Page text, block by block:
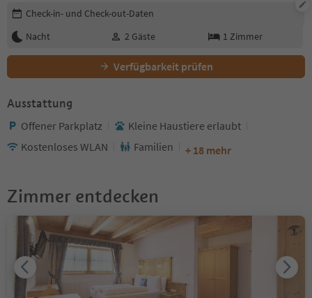
Buchungsdetails bearbeiten
Check-in- und Check-out-Daten
Nacht
2 Gäste 1 Zimmer
Verfügbarkeit prüfen
Ausstattung
Offener Parkplatz
Kleine Haustiere erlaubt
Kostenloses WLAN
Familien + 18 mehr
Zimmer entdecken